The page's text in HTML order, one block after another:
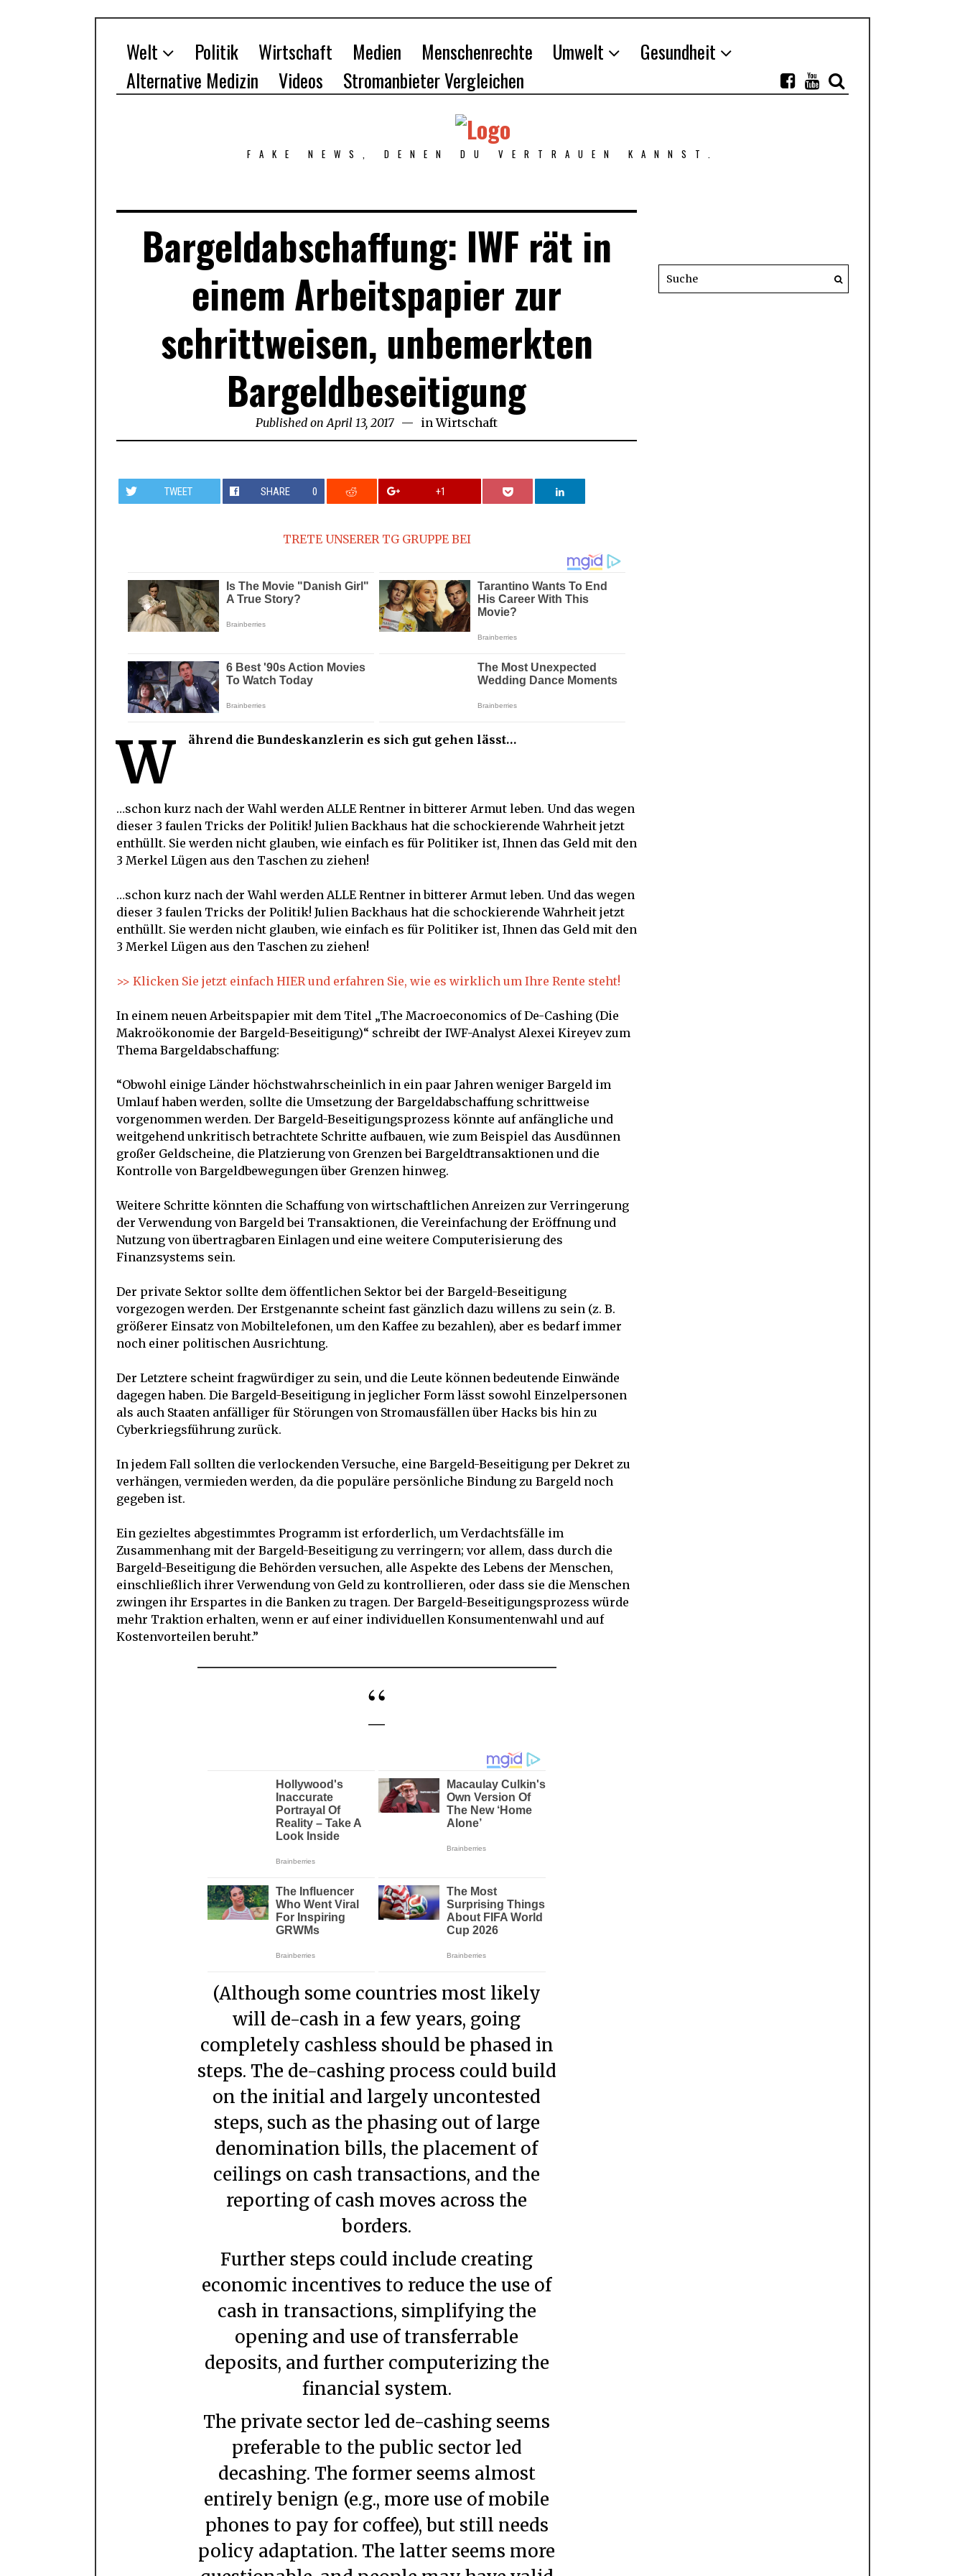
Welt Politik Wirtschaft Medien Menschenrechte Umwelt
Gesundheit
Alternative Medizin
Videos Stromanbieter Vergleichen
FAKE NEWS, DENEN DU VERTRAUEN KANNST.
Bargeldabschaffung: IWF rät in
einem Arbeitspapier zur
schrittweisen, unbemerkten
Bargeldbeseitigung
Published on April 13, 2017 April
13,
in Wirtschaft
TWEET SHARE 0 +1
TRETE UNSERER TG GRUPPE BEI
W ährend die Bundeskanzlerin es sich gut gehen lässt…
…schon kurz nach der Wahl werden ALLE Rentner in bitterer Armut leben. Und das wegen
dieser 3 faulen Tricks der Politik! Julien Backhaus hat die schockierende Wahrheit jetzt
enthüllt. Sie werden nicht glauben, wie einfach es für Politiker ist, Ihnen das Geld mit den
3 Merkel Lügen aus den Taschen zu ziehen!
…schon kurz nach der Wahl werden ALLE Rentner in bitterer Armut leben. Und das wegen
dieser 3 faulen Tricks der Politik! Julien Backhaus hat die schockierende Wahrheit jetzt
enthüllt. Sie werden nicht glauben, wie einfach es für Politiker ist, Ihnen das Geld mit den
3 Merkel Lügen aus den Taschen zu ziehen!
>> Klicken Sie jetzt einfach HIER und erfahren Sie, wie es wirklich um Ihre Rente steht!
In einem neuen Arbeitspapier mit dem Titel „The Macroeconomics of De-Cashing (Die
Makroökonomie der Bargeld-Beseitigung)“ schreibt der IWF-Analyst Alexei Kireyev zum
Thema Bargeldabschaffung:
“Obwohl einige Länder höchstwahrscheinlich in ein paar Jahren weniger Bargeld im
Umlauf haben werden, sollte die Umsetzung der Bargeldabschaffung schrittweise
vorgenommen werden. Der Bargeld-Beseitigungsprozess könnte auf anfängliche und
weitgehend unkritisch betrachtete Schritte aufbauen, wie zum Beispiel das Ausdünnen
großer Geldscheine, die Platzierung von Grenzen bei Bargeldtransaktionen und die
Kontrolle von Bargeldbewegungen über Grenzen hinweg.
Weitere Schritte könnten die Schaffung von wirtschaftlichen Anreizen zur Verringerung
der Verwendung von Bargeld bei Transaktionen, die Vereinfachung der Eröffnung und
Nutzung von übertragbaren Einlagen und eine weitere Computerisierung des
Finanzsystems sein.
Der private Sektor sollte dem öffentlichen Sektor bei der Bargeld-Beseitigung
vorgezogen werden. Der Erstgenannte scheint fast gänzlich dazu willens zu sein (z. B.
größerer Einsatz von Mobiltelefonen, um den Kaffee zu bezahlen), aber es bedarf immer
noch einer politischen Ausrichtung.
Der Letztere scheint fragwürdiger zu sein, und die Leute können bedeutende Einwände
dagegen haben. Die Bargeld-Beseitigung in jeglicher Form lässt sowohl Einzelpersonen
als auch Staaten anfälliger für Störungen von Stromausfällen über Hacks bis hin zu
Cyberkriegsführung zurück.
In jedem Fall sollten die verlockenden Versuche, eine Bargeld-Beseitigung per Dekret zu
verhängen, vermieden werden, da die populäre persönliche Bindung zu Bargeld noch
gegeben ist.
Ein gezieltes abgestimmtes Programm ist erforderlich, um Verdachtsfälle im
Zusammenhang mit der Bargeld-Beseitigung zu verringern; vor allem, dass durch die
Bargeld-Beseitigung die Behörden versuchen, alle Aspekte des Lebens der Menschen,
einschließlich ihrer Verwendung von Geld zu kontrollieren, oder dass sie die Menschen
zwingen ihr Erspartes in die Banken zu tragen. Der Bargeld-Beseitigungsprozess würde
mehr Traktion erhalten, wenn er auf einer individuellen Konsumentenwahl und auf
Kostenvorteilen beruht.”
—
(Although some countries most likely
will de-cash in a few years, going
completely cashless should be phased in
steps. The de-cashing process could build
on the initial and largely uncontested
steps, such as the phasing out of large
denomination bills, the placement of
ceilings on cash transactions, and the
reporting of cash moves across the
borders.
Further steps could include creating
economic incentives to reduce the use of
cash in transactions, simplifying the
opening and use of transferrable
deposits, and further computerizing the
financial system.
The private sector led de-cashing seems
preferable to the public sector led
decashing. The former seems almost
entirely benign (e.g., more use of mobile
phones to pay for coffee), but still needs
policy adaptation. The latter seems more